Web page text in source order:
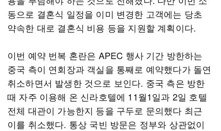
동으로 결혼식 일정을 이미 변경한 고객에는 당초
약속한 대로 결혼식 비용 등을 지원할 계획이다.
이번 예약 번복 혼란은 APEC 행사 기간 방한하는
중국 측이 연회장과 객실을 통째로 예약했다가 돌연
취소하면서 발생한 것으로 보인다. 중국 측은 방한
때 자주 이용해 온 신라호텔에 11월1일과 2일 호텔
전체 대관이 가능한지 등을 구두로 문의했다 최근
이를 취소했다. 통상 국빈 방문은 정부와 상관없이